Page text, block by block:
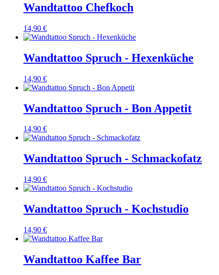
Wandtattoo Chefkoch
14,90 €
Wandtattoo Spruch - Hexenküche
14,90 €
Wandtattoo Spruch - Bon Appetit
14,90 €
Wandtattoo Spruch - Schmackofatz
14,90 €
Wandtattoo Spruch - Kochstudio
14,90 €
Wandtattoo Kaffee Bar